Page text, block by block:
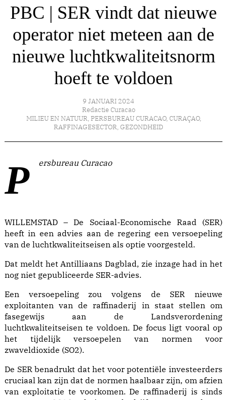
PBC | SER vindt dat nieuwe
operator niet meteen aan de
nieuwe luchtkwaliteitsnorm
hoeft te voldoen
9 JANUARI 2024
Redactie Curacao
MILIEU EN NATUUR, PERSBUREAU CURACAO, CURAÇAO,
RAFFINAGESECTOR, GEZONDHEID
Persbureau Curacao
WILLEMSTAD – De Sociaal-Economische Raad (SER)
heeft in een advies aan de regering een versoepeling
van de luchtkwaliteitseisen als optie voorgesteld.
Dat meldt het Antilliaans Dagblad, zie inzage had in het
nog niet gepubliceerde SER-advies.
Een versoepeling zou volgens de SER nieuwe
exploitanten van de raffinaderij in staat stellen om
fasegewijs aan de Landsverordening
luchtkwaliteitseisen te voldoen. De focus ligt vooral op
het tijdelijk versoepelen van normen voor
zwaveldioxide (SO2).
De SER benadrukt dat het voor potentiële investeerders
cruciaal kan zijn dat de normen haalbaar zijn, om afzien
van exploitatie te voorkomen. De raffinaderij is sinds